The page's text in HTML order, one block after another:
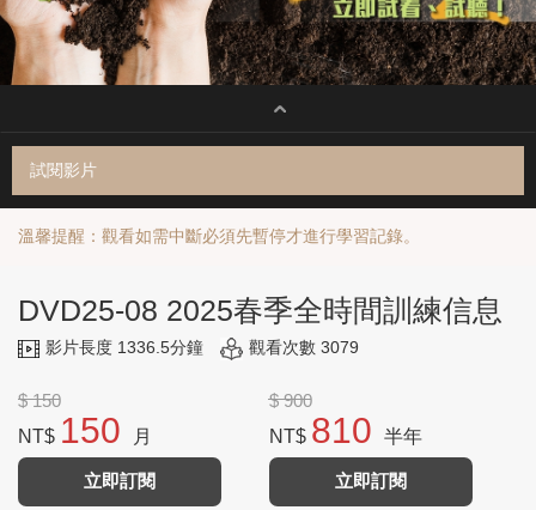
試閱影片
溫馨提醒：觀看如需中斷必須先暫停才進行學習記錄。
DVD25-08 2025春季全時間訓練信息
影片長度 1336.5分鐘 觀看次數 3079
$ 150
NT$ 150 月
立即訂閱
$ 900
NT$ 810 半年
立即訂閱